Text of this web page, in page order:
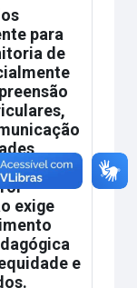
para
de
O
exige
e